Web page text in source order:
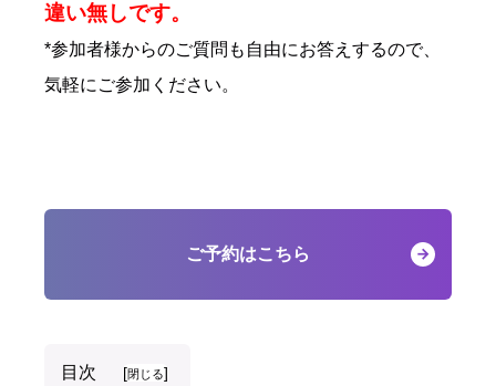
違い無しです。
*参加者様からのご質問も自由にお答えするので、
気軽にご参加ください。
ご予約はこちら
目次 [閉じる]